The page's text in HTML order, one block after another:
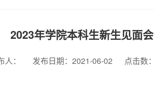
2023年学院本科生新生见面会
人： 发布日期：2021-06-02 点击数：